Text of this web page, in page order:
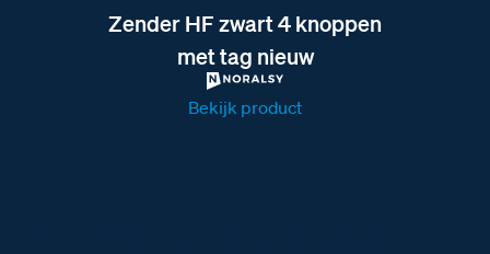
Zender HF zwart 4 knoppen
met tag nieuw
Bekijk product